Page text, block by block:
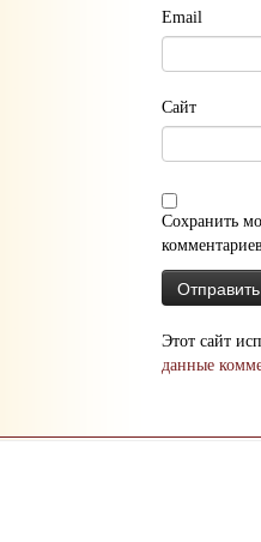
Email
Сайт
Сохранить
Этот сайт
данные